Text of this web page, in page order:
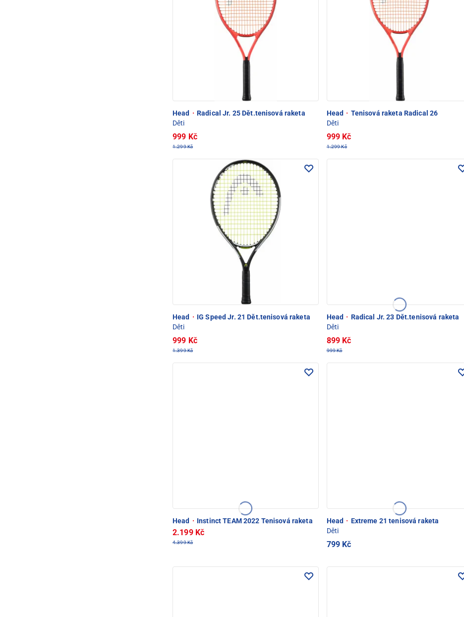
Head · Radical Jr. 25 Dět.tenisová raketa
Děti
999 Kč
1.299 Kč
Head · Tenisová raketa Radical 26
Děti
999 Kč
1.299 Kč
Head · IG Speed Jr. 21 Dět.tenisová raketa
Děti
999 Kč
1.399 Kč
Head · Radical Jr. 23 Dět.tenisová raketa
Děti
899 Kč
999 Kč
Head · Instinct TEAM 2022 Tenisová raketa
2.199 Kč
4.399 Kč
Head · Extreme 21 tenisová raketa
Děti
799 Kč